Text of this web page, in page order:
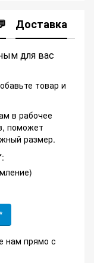
Доставка
для вас
товар и
в рабочее
поможет
размер.
нам прямо с